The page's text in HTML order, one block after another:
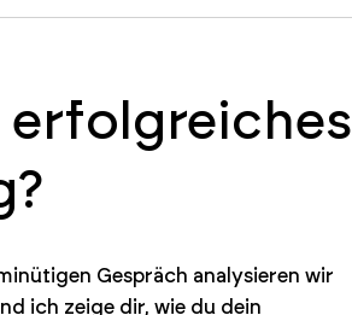
erfolgreiches
Gespräch analysieren wir
ich zeige dir, wie du dein